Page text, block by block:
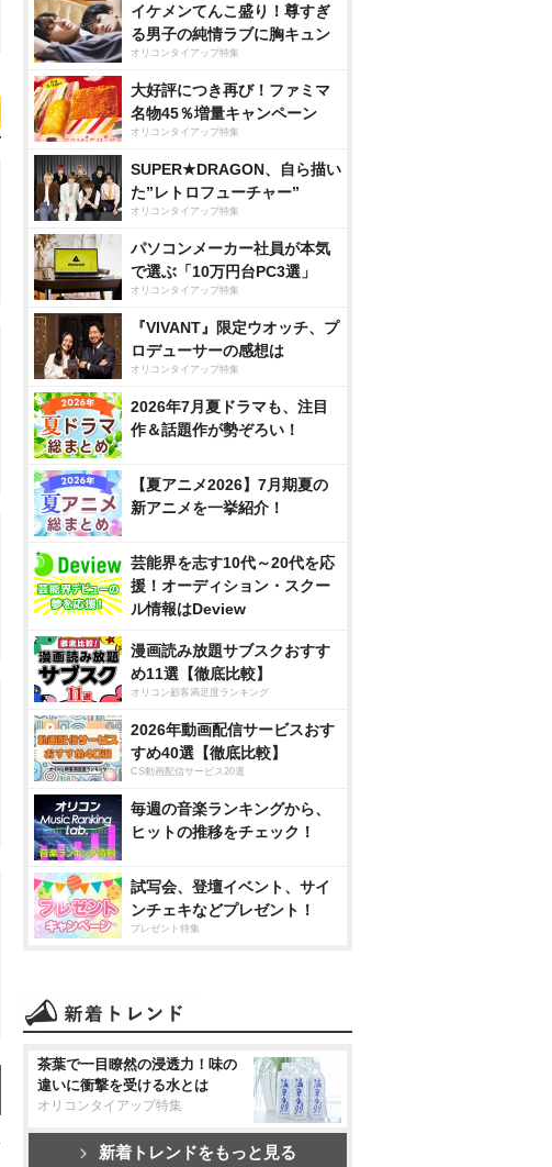
イケメンてんこ盛り！尊すぎ
る男子の純情ラブに胸キュン
オリコンタイアップ特集
大好評につき再び！ファミマ
名物45％増量キャンペーン
オリコンタイアップ特集
SUPER★DRAGON、自ら描い
た”レトロフューチャー”
オリコンタイアップ特集
パソコンメーカー社員が本気
で選ぶ「10万円台PC3選」
オリコンタイアップ特集
『VIVANT』限定ウオッチ、プ
ロデューサーの感想は
オリコンタイアップ特集
2026年7月夏ドラマも、注目
作＆話題作が勢ぞろい！
【夏アニメ2026】7月期夏の
新アニメを一挙紹介！
芸能界を志す10代～20代を応
援！オーディション・スクー
ル情報はDeview
漫画読み放題サブスクおすす
め11選【徹底比較】
オリコン顧客満足度ランキング
2026年動画配信サービスおす
すめ40選【徹底比較】
CS動画配信サービス20選
毎週の音楽ランキングから、
ヒットの推移をチェック！
試写会、登壇イベント、サイ
ンチェキなどプレゼント！
プレゼント特集
茶葉で一目瞭然の浸透力！味の
違いに衝撃を受ける水とは
オリコンタイアップ特集
新着トレンドをもっと見る